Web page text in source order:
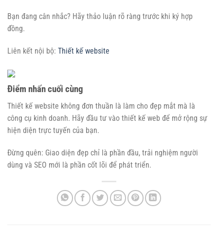
Bạn đang cân nhắc? Hãy thảo luận rõ ràng trước khi ký hợp
đồng.
Liên kết nội bộ: Thiết kế website
Điểm nhấn cuối cùng
Thiết kế website không đơn thuần là làm cho đẹp mắt mà là
công cụ kinh doanh. Hãy đầu tư vào thiết kế web để mở rộng sự
hiện diện trực tuyến của bạn.
Đừng quên: Giao diện đẹp chỉ là phần đầu, trải nghiệm người
dùng và SEO mới là phần cốt lõi để phát triển.